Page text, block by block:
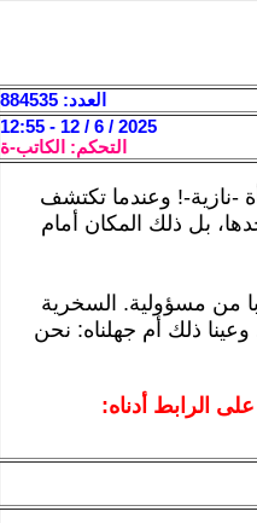
العدد: 884535
2025 / 6 / 12 - 12:55
التحكم: الكاتب-ة
-نازية-! وعندما تكتشف
بل ذلك المكان أمام
من مسؤولية. السخرية
ذلك أم جهلناه: نحن
الرابط أدناه: